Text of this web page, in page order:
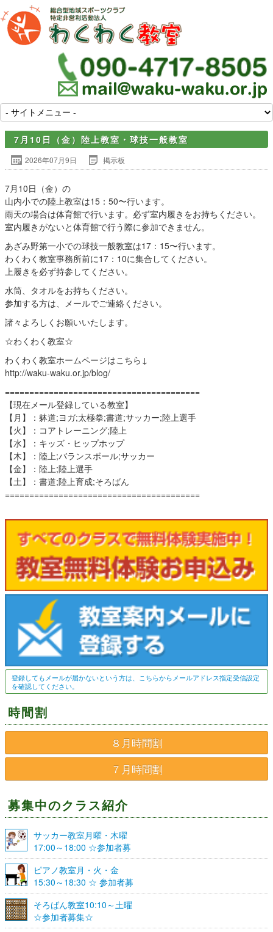
7月10日（金）陸上教室・球技一般教室
2026年07月9日 掲示板
7月10日（金）の
山内小での陸上教室は15：50〜行います。
雨天の場合は体育館で行います。必ず室内履きをお持ちください。
室内履きがないと体育館で行う際に参加できません。
あざみ野第一小での球技一般教室は17：15〜行います。
わくわく教室事務所前に17：10に集合してください。
上履きを必ず持参してください。
水筒、タオルをお持ちください。
参加する方は、メールでご連絡ください。
諸々よろしくお願いいたします。
☆わくわく教室☆
わくわく教室ホームページはこちら↓
http://waku-waku.or.jp/blog/
========================================
【現在メール登録している教室】
【月】：躰道;ヨガ;太極拳;書道;サッカー;陸上選手
【火】：コアトレーニング;陸上
【水】：キッズ・ヒップホップ
【木】：陸上;バランスボール;サッカー
【金】：陸上;陸上選手
【土】：書道;陸上育成;そろばん
========================================
登録してもメールが届かないという方は、こちらからメールアドレス指定受信設定
を確認してください。
時間割
８月時間割
７月時間割
募集中のクラス紹介
サッカー教室月曜・木曜
17:00～18:00 ☆参加者募
集☆
ピアノ教室月・火・金
15:30～18:30 ☆ 参加者募
集☆
そろばん教室10:10～土曜
☆参加者募集☆